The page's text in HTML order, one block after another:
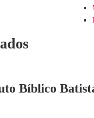
Bíblico